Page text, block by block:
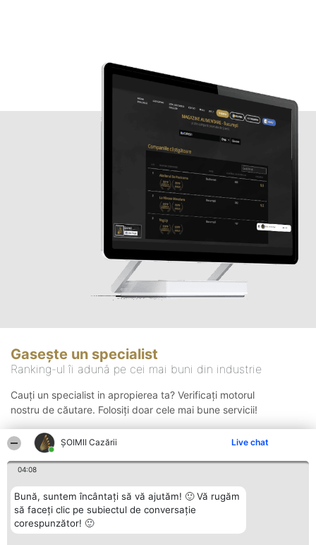
ȘOIMII Cazării Live chat
04:08
Bună, suntem încântați să vă ajutăm! 🙂 Vă rugăm
să faceți clic pe subiectul de conversație
corespunzător! 🙂
Gasește un specialist
Ranking-ul îi adună pe cei mai buni din industrie
Cauți un specialist in apropierea ta? Verificați motorul
nostru de căutare. Folosiți doar cele mai bune servicii!